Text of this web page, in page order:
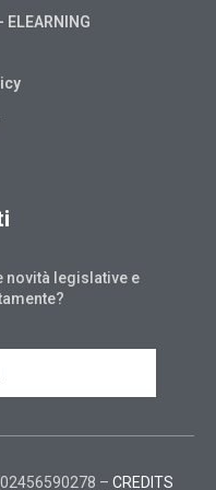
ELEARNING
novità legislative e
02456590278 – CREDITS